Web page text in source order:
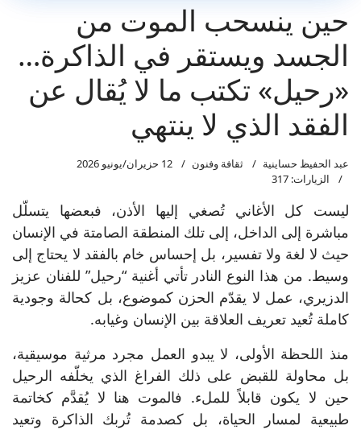
حين ينسحب الموت من
الجسد ويستقر في الذاكرة…
«رحيل» تكتب ما لا يُقال عن
الفقد الذي لا ينتهي
عبد الحفيظ حساينية ثقافة وفنون
12 حزيران/يونيو 2026
الزيارات: 317
ليست كل الأغاني تُصغي إليها الأذن، فبعضها يتسلّل
مباشرة إلى الداخل، إلى تلك المنطقة الصامتة في الإنسان
حيث لا لغة ولا تفسير، بل إحساس خام بالفقد لا يحتاج إلى
وسيط. من هذا النوع النادر تأتي أغنية “رحيل” للفنان عزيز
الدزيري، عمل لا يقدّم الحزن كموضوع، بل كحالة وجودية
كاملة تُعيد تعريف العلاقة بين الإنسان وغيابه.
منذ اللحظة الأولى، لا يبدو العمل مجرد مرثية موسيقية،
بل محاولة للقبض على ذلك الفراغ الذي يخلّفه الرحيل
حين لا يكون قابلاً للملء. فالموت هنا لا يُقدَّم كخاتمة
طبيعية لمسار الحياة، بل كصدمة تُربك الذاكرة وتعيد